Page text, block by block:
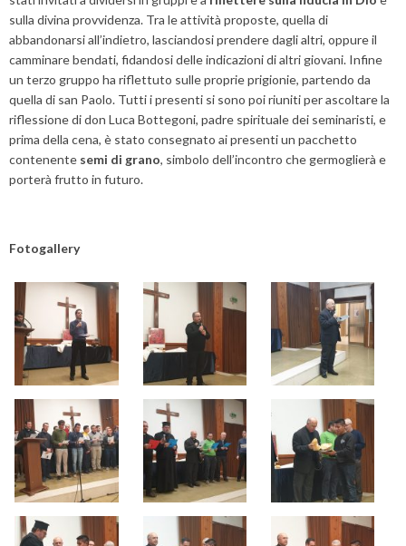
sulla divina provvidenza. Tra le attività proposte, quella di
abbandonarsi all’indietro, lasciandosi prendere dagli altri, oppure il
camminare bendati, fidandosi delle indicazioni di altri giovani. Infine
un terzo gruppo ha riflettuto sulle proprie prigionie, partendo da
quella di san Paolo. Tutti i presenti si sono poi riuniti per ascoltare la
riflessione di don Luca Bottegoni, padre spirituale dei seminaristi, e
prima della cena, è stato consegnato ai presenti un pacchetto
contenente semi di grano, simbolo dell’incontro che germoglierà e
porterà frutto in futuro.
Fotogallery